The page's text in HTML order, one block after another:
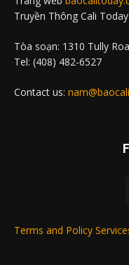
Truyền Thông Cali Today
Tòa soạn: 1310 Tully
Tel: (408) 482-6527
Contact us:
Terms and Policy